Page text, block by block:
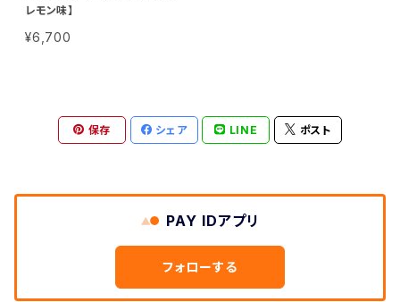
レモン味】
¥6,700
保存 シェア LINE ポスト
PAY IDアプリ
フォローする